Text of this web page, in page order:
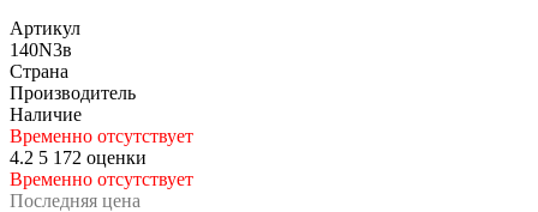
Артикул
140N3в
Страна
Производитель
Наличие
Временно отсутствует
4.2 5 172 оценки
Временно отсутствует
Последняя цена